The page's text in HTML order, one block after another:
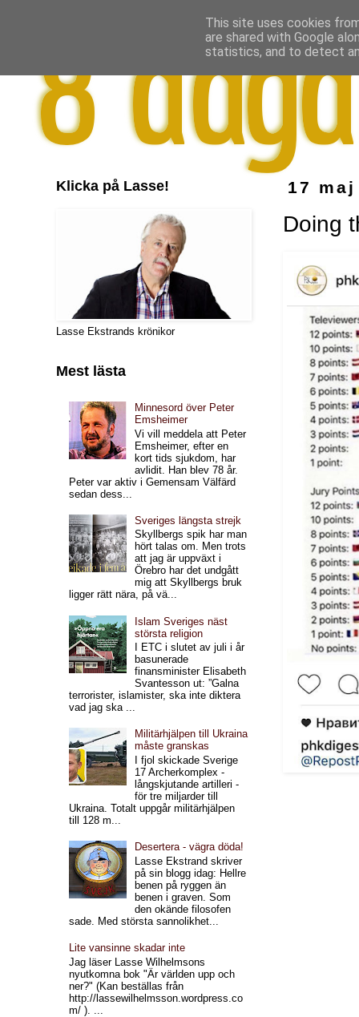
17
Doing
Klicka på Lasse!
Lasse Ekstrands krönikor
Mest lästa
Minnesord över Peter
Emsheimer
Vi vill meddela att Peter
Emsheimer, efter en
kort tids sjukdom, har
avlidit. Han blev 78 år.
Peter var aktiv i Gemensam Välfärd
sedan dess...
Sveriges längsta strejk
Skyllbergs spik har man
hört talas om. Men trots
att jag är uppväxt i
Örebro har det undgått
mig att Skyllbergs bruk
ligger rätt nära, på vä...
Islam Sveriges näst
största religion
I ETC i slutet av juli i år
basunerade
finansminister Elisabeth
Svantesson ut: ”Galna
terrorister, islamister, ska inte diktera
vad jag ska ...
Militärhjälpen till Ukraina
måste granskas
I fjol skickade Sverige
17 Archerkomplex -
långskjutande artilleri -
för tre miljarder till
Ukraina. Totalt uppgår militärhjälpen
till 128 m...
Desertera - vägra döda!
Lasse Ekstrand skriver
på sin blogg idag: Hellre
benen på ryggen än
benen i graven. Som
den okände filosofen
sade. Med största sannolikhet...
Lite vansinne skadar inte
Jag läser Lasse Wilhelmsons
nyutkomna bok "Är världen upp och
ner?" (Kan beställas från
http://lassewilhelmsson.wordpress.co
m/ ). ...
This site uses cookies
are shared with Google
statistics, and to detect